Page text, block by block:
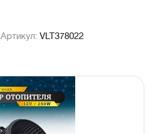
Артикул: VLT378022